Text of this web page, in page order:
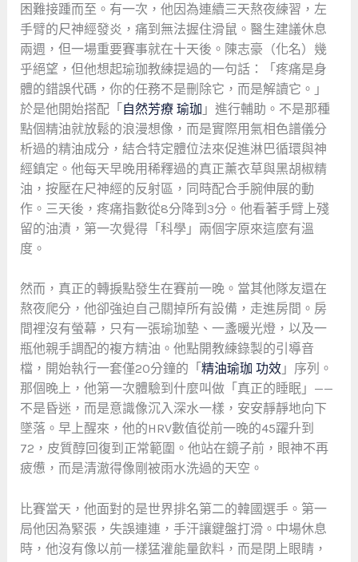
困難接踵而至。有一次，他因為連續三天熬夜練習，左
手臂的尺神經發炎，痛到無法握住滑鼠。醫生建議休息
兩週，但一場重要賽事就在十天後。陳志豪（化名）幾
乎絕望，但他想起瑜珈教練提過的一句話：「疼痛是身
體的錯誤代碼，你的任務不是刪除它，而是解讀它。」
於是他開始搭配「 自然芳療 瑜珈 」進行輔助。不是那種
點個精油就放鬆的浪漫想像，而是實際用氣相色譜儀分
析過的精油成分，結合特定體位法來促進淋巴循環與神
經鎮定。他每天早晚用稀釋過的真正薰衣草與黑胡椒精
油，按壓在尺神經的反射區，同時配合手腕伸展的動
作。三天後，疼痛指數從8分降到3分。他看著手臂上殘
留的油漬，第一次覺得「科學」兩個字原來這麼有溫
度。
然而，真正的轉捩點發生在賽前一晚。當其他隊友還在
熬夜爬分，他卻強迫自己關掉所有設備，走進房間。房
間裡沒有螢幕，只有一張瑜珈墊、一盞暖光燈，以及一
瓶他親手調配的複方精油。他點開教練錄製的引導音
檔，開始執行一套僅20分鐘的「 精油瑜珈 功效」序列。
那個晚上，他第一次體驗到什麼叫做「真正的睡眠」——
不是昏迷，而是意識像沉入深水一樣，安安靜靜地向下
墜落。早上醒來，他的HRV數值從前一晚的45躍升到
72，皮質醇回復到正常範圍。他站在鏡子前，眼神不再
疲憊，而是清澈得像剛被雨水洗過的天空。
比賽當天，他面對的是世界排名第二的韓國選手。第一
局他因為緊張，失誤連連，手汗讓鍵盤打滑。中場休息
時，他沒有像以前一樣猛灌能量飲料，而是閉上眼睛，